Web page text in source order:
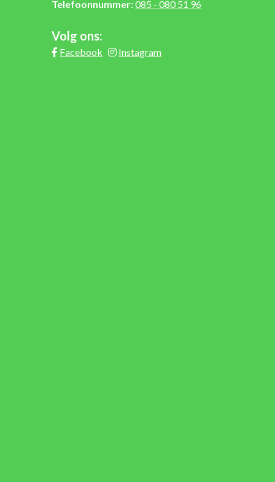
Telefoonnummer:085 - 080 51 96
Volg ons:
Facebook Instagram